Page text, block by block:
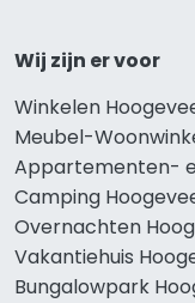
Wij zijn er voor
Winkelen
Meubel-
Appartementen-
Camping
Overnachten
Vakantiehuis
Bungalowpark